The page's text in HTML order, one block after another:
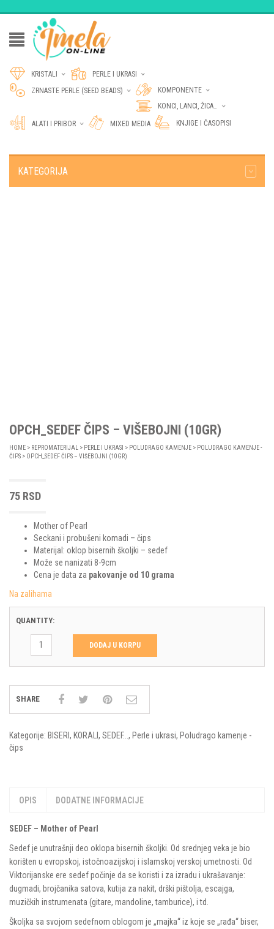
KRISTALI
PERLE I UKRASI
ZRNASTE PERLE (SEED BEADS)
KOMPONENTE
KONCI, LANCI, ŽICA…
ALATI I PRIBOR MIXED MEDIA KNJIGE I ČASOPISI
KATEGORIJA
OPCH_SEDEF ČIPS – VIŠEBOJNI (10GR)
HOME > REPROMATERIJAL > PERLE I UKRASI > POLUDRAGO KAMENJE > POLUDRAGO KAMENJE -
ČIPS > OPCH_SEDEF ČIPS – VIŠEBOJNI (10GR)
75 RSD
Mother of Pearl
Seckani i probušeni komadi – čips
Materijal: oklop bisernih školjki – sedef
Može se nanizati 8-9cm
Cena je data za pakovanje od 10 grama
Na zalihama
QUANTITY:
DODAJ U KORPU
SHARE
Kategorije: BISERI, KORALI, SEDEF... , Perle i ukrasi, Poludrago kamenje -
čips
OPIS DODATNE INFORMACIJE
SEDEF – Mother of Pearl
Sedef je unutrašnji deo oklopa bisernih školjki. Od srednjeg veka je bio
korišten u evropskoj, istočnoazijskoj i islamskoj verskoj umetnosti. Od
Viktorijanske ere sedef počinje da se koristi i za izradu i ukrašavanje:
dugmadi, brojčanika satova, kutija za nakit, drški pištolja, escajga,
muzičkih instrumenata (gitare, mandoline, tamburice), i td.
Školjka sa svojom sedefnom oblogom je „majka“ iz koje se „rađa“ biser,